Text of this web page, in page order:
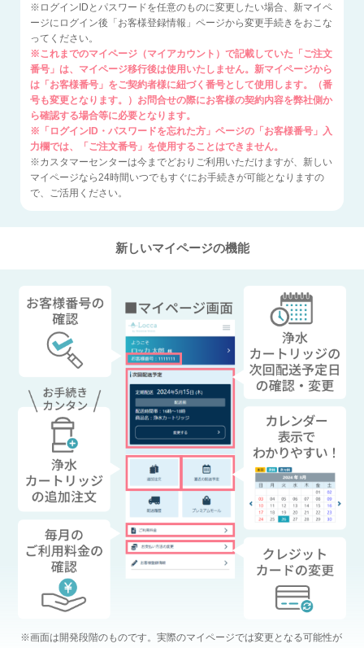
※ログインIDとパスワードを任意のものに変更したい場合、新マイペ
ージにログイン後「お客様登録情報」ページから変更手続きをおこな
ってください。
※これまでのマイページ（マイアカウント）で記載していた「ご注文
番号」は、マイページ移行後は使用いたしません。新マイページから
は「お客様番号」をご契約者様に紐づく番号として使用します。（番
号も変更となります。）お問合せの際にお客様の契約内容を弊社側か
ら確認する場合等に必要となります。
※「ログインID・パスワードを忘れた方」ページの「お客様番号」入
力欄では、「ご注文番号」を使用することはできません。
※カスタマーセンターは今までどおりご利用いただけますが、新しい
マイページなら24時間いつでもすぐにお手続きが可能となりますの
で、ご活用ください。
新しいマイページの機能
※画面は開発段階のものです。実際のマイページでは変更となる可能性が